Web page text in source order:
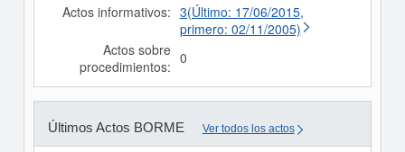
Actos informativos: 3(Último: 17/06/2015,
primero: 02/11/2005)
Actos sobre
procedimientos: 0
Últimos Actos BORME Ver todos los actos